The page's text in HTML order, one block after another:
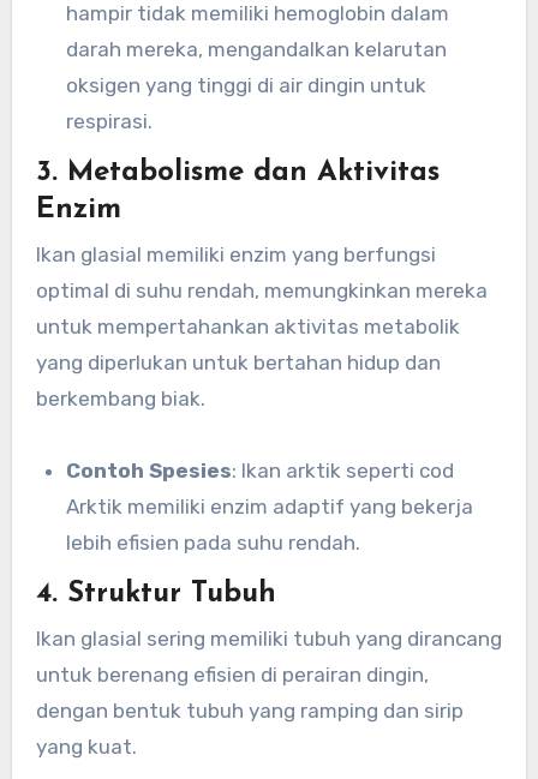
hampir tidak memiliki hemoglobin dalam
darah mereka, mengandalkan kelarutan
oksigen yang tinggi di air dingin untuk
respirasi.
3. Metabolisme dan Aktivitas
Enzim
Ikan glasial memiliki enzim yang berfungsi
optimal di suhu rendah, memungkinkan mereka
untuk mempertahankan aktivitas metabolik
yang diperlukan untuk bertahan hidup dan
berkembang biak.
Contoh Spesies: Ikan arktik seperti cod
Arktik memiliki enzim adaptif yang bekerja
lebih efisien pada suhu rendah.
4. Struktur Tubuh
Ikan glasial sering memiliki tubuh yang dirancang
untuk berenang efisien di perairan dingin,
dengan bentuk tubuh yang ramping dan sirip
yang kuat.